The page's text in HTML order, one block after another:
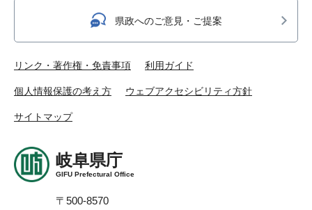
県政へのご意見・ご提案
リンク・著作権・免責事項 利用ガイド
個人情報保護の考え方 ウェブアクセシビリティ方針
サイトマップ
岐阜県庁
GIFU Prefectural Office
〒500-8570